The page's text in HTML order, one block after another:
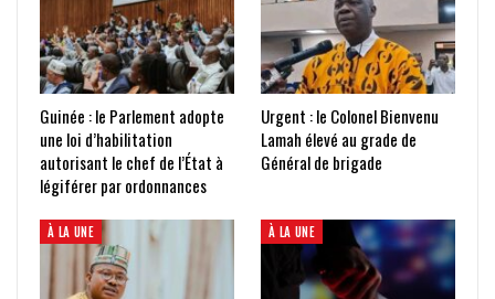
Guinée : le Parlement adopte
une loi d’habilitation
autorisant le chef de l’État à
légiférer par ordonnances
Urgent : le Colonel Bienvenu
Lamah élevé au grade de
Général de brigade
À LA UNE À LA UNE